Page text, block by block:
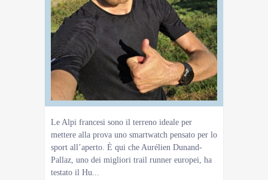
Le Alpi francesi sono il terreno ideale per
mettere alla prova uno smartwatch pensato per lo
sport all’aperto. È qui che Aurélien Dunand-
Pallaz, uno dei migliori trail runner europei, ha
testato il Hu...